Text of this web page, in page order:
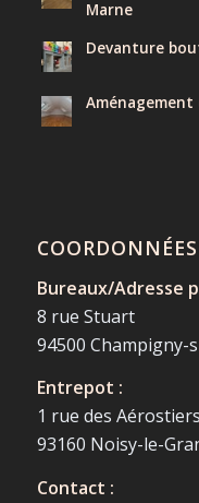
Marne
Devanture
Aménagement
COORDONNÉES
Bureaux/Adresse
8 rue Stuart
94500 Champigny-
Entrepot :
1 rue des Aérostiers
93160 Noisy-le-
Contact :